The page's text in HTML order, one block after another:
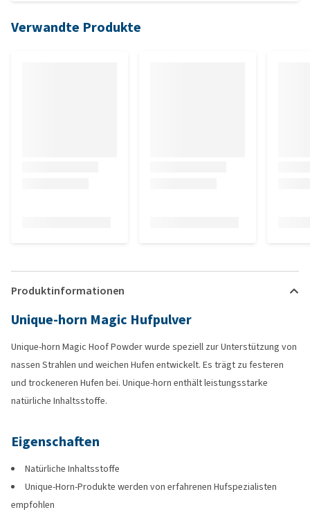
Verwandte Produkte
Produktinformationen
Unique-horn Magic Hufpulver
Unique-horn Magic Hoof Powder wurde speziell zur Unterstützung von
nassen Strahlen und weichen Hufen entwickelt. Es trägt zu festeren
und trockeneren Hufen bei. Unique-horn enthält leistungsstarke
natürliche Inhaltsstoffe.
Eigenschaften
Natürliche Inhaltsstoffe
Unique-Horn-Produkte werden von erfahrenen Hufspezialisten
empfohlen